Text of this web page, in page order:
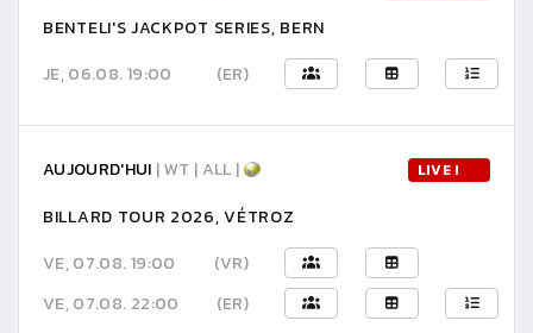
BENTELI'S JACKPOT SERIES, BERN
JE, 06.08. 19:00
(ER)
AUJOURD'HUI | WT | ALL | LIVE !
BILLARD TOUR 2026, VÉTROZ
VE, 07.08. 19:00
(VR)
VE, 07.08. 22:00
(ER)